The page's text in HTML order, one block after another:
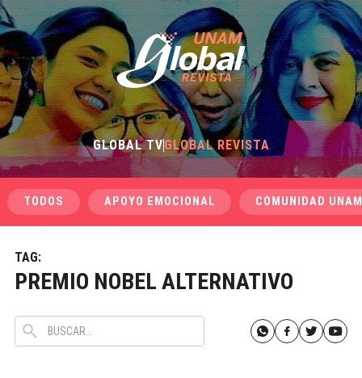
GLOBAL TVGLOBAL REVISTA
TODOS APOYO EMOCIONAL COMUNIDAD UNAM
TAG:
PREMIO NOBEL ALTERNATIVO